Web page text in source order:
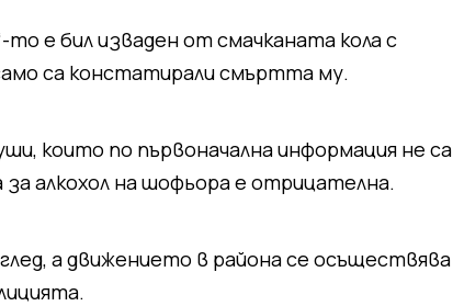
е бил изваден от смачканата кола с
са констатирали смъртта му.
които по първоначална информация не са
алкохол на шофьора е отрицателна.
а движението в района се осъществява